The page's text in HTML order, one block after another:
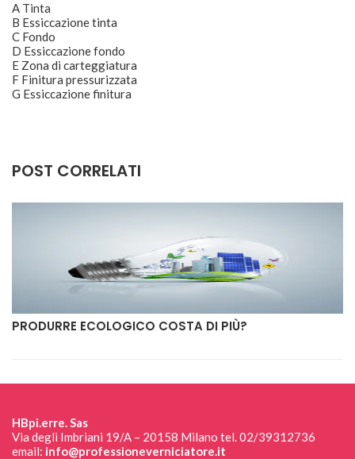
A Tinta
B Essiccazione tinta
C Fondo
D Essiccazione fondo
E Zona di carteggiatura
F Finitura pressurizzata
G Essiccazione finitura
POST CORRELATI
PRODURRE ECOLOGICO COSTA DI PIÙ?
HBpi.erre. Sas
Via degli Imbriani 19/A – 20158 Milano tel. 02/39312736
email: info@professioneverniciatore.it